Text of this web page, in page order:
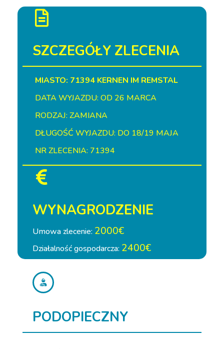
SZCZEGÓŁY ZLECENIA
MIASTO: 71394 KERNEN IM REMSTAL
DATA WYJAZDU: OD 26 MARCA
RODZAJ: ZAMIANA
DŁUGOŚĆ WYJAZDU: DO 18/19 MAJA
NR ZLECENIA: 71394
WYNAGRODZENIE
Umowa zlecenie: 2000€
Działalność gospodarcza: 2400€
PODOPIECZNY